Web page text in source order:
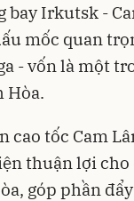
Irkutsk -
mốc quan
- vốn là một
Hòa.
cao tốc Cam
thuận lợi
góp phần